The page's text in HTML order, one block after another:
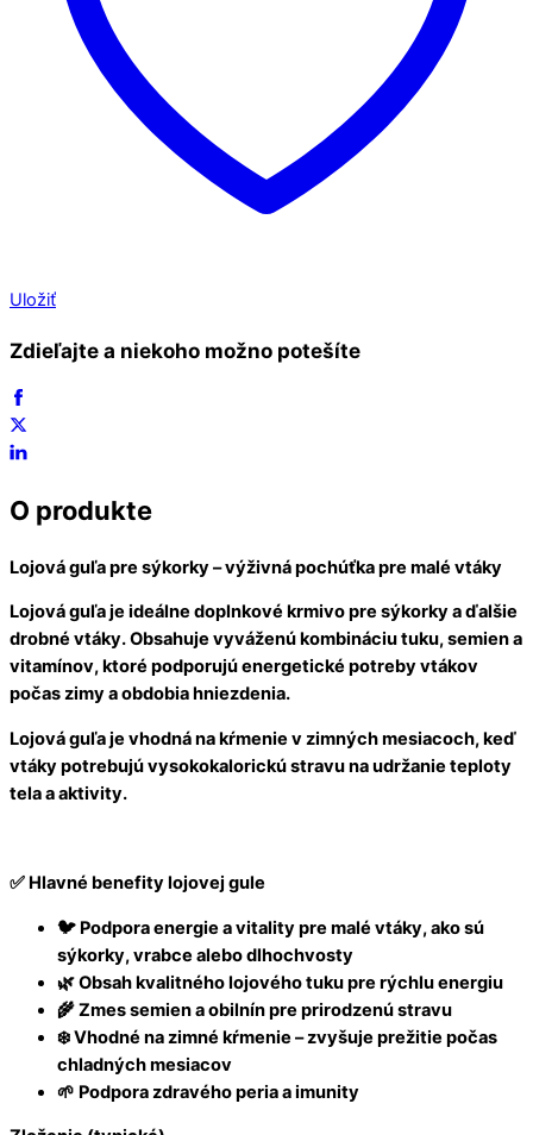
Uložiť
Zdieľajte a niekoho možno potešíte
O produkte
Lojová guľa pre sýkorky – výživná pochúťka pre malé vtáky
Lojová guľa je ideálne doplnkové krmivo pre sýkorky aďalšie
drobné vtáky. Obsahuje vyváženú kombináciu tuku, semien a
vitamínov, ktoré podporujú energetické potreby vtákov
počas zimy a obdobia hniezdenia.
Lojová guľa je vhodná na kŕmenie v zimných mesiacoch, keď
vtáky potrebujú vysokokalorickú stravu na udržanie teploty
tela a aktivity.
✅ Hlavné benefity lojovej gule
🐦 Podpora energie a vitality pre malé vtáky, ako sú
sýkorky, vrabce alebo dlhochvosty
🌿 Obsah kvalitného lojového tuku pre rýchlu energiu
🌾 Zmes semien a obilnín pre prirodzenú stravu
❄️ Vhodné na zimné kŕmenie – zvyšuje prežitie počas
chladných mesiacov
🌱 Podpora zdravého peria a imunity